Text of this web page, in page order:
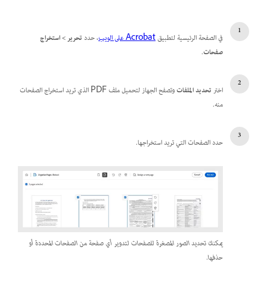
في الصفحة الرئيسية لتطبيقAcrobat على الويب ، حددتحرير>استخراج
صفحات.
اخترتحديد الملفات
وتصفح الجهاز لتحميل ملف PDF الذي تريد استخراج الصفحات
منه.
حدد الصفحات التي تريد استخراجها.
يمكنك تحديد الصور المصغرة للصفحات لتدوير أي صفحة من الصفحات المحددة أو
حذفها.